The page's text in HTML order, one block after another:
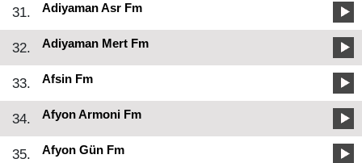
31. Adiyaman Asr Fm
32. Adiyaman Mert Fm
33. Afsin Fm
34. Afyon Armoni Fm
35. Afyon Gün Fm